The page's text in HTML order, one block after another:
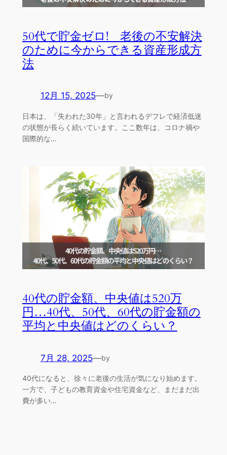
50代で貯金ゼロ! 老後の不安解決
のために今からできる資産形成方
法
12月 15, 2025—by
日本は、「失われた30年」と言われるデフレで経済低迷
の状態が長らく続いています。ここ数年は、コロナ禍や
国際的な…
40代の貯金額、中央値は520万
円…40代、50代、60代の貯金額の
平均と中央値はどのくらい？
7月 28, 2025—by
40代になると、徐々に老後の生活が気になり始めます。
一方で、子どもの教育資金や住宅資金など、まだまだ出
費が多い…